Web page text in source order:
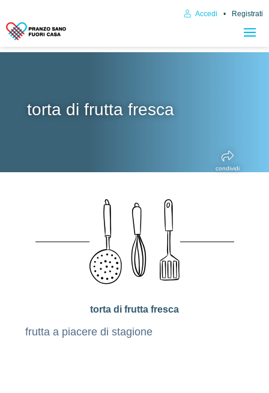
Accedi Registrati
torta di frutta fresca
condividi
torta di frutta fresca
frutta a piacere di stagione